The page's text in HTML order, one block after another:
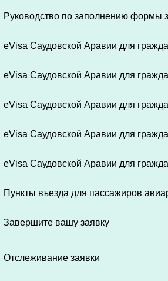
Руководство по заполнению формы
eVisa Саудовской Аравии для
eVisa Саудовской Аравии для
eVisa Саудовской Аравии для
eVisa Саудовской Аравии для
eVisa Саудовской Аравии для
Пункты въезда для пассажиров
Завершите вашу заявку
Отслеживание заявки